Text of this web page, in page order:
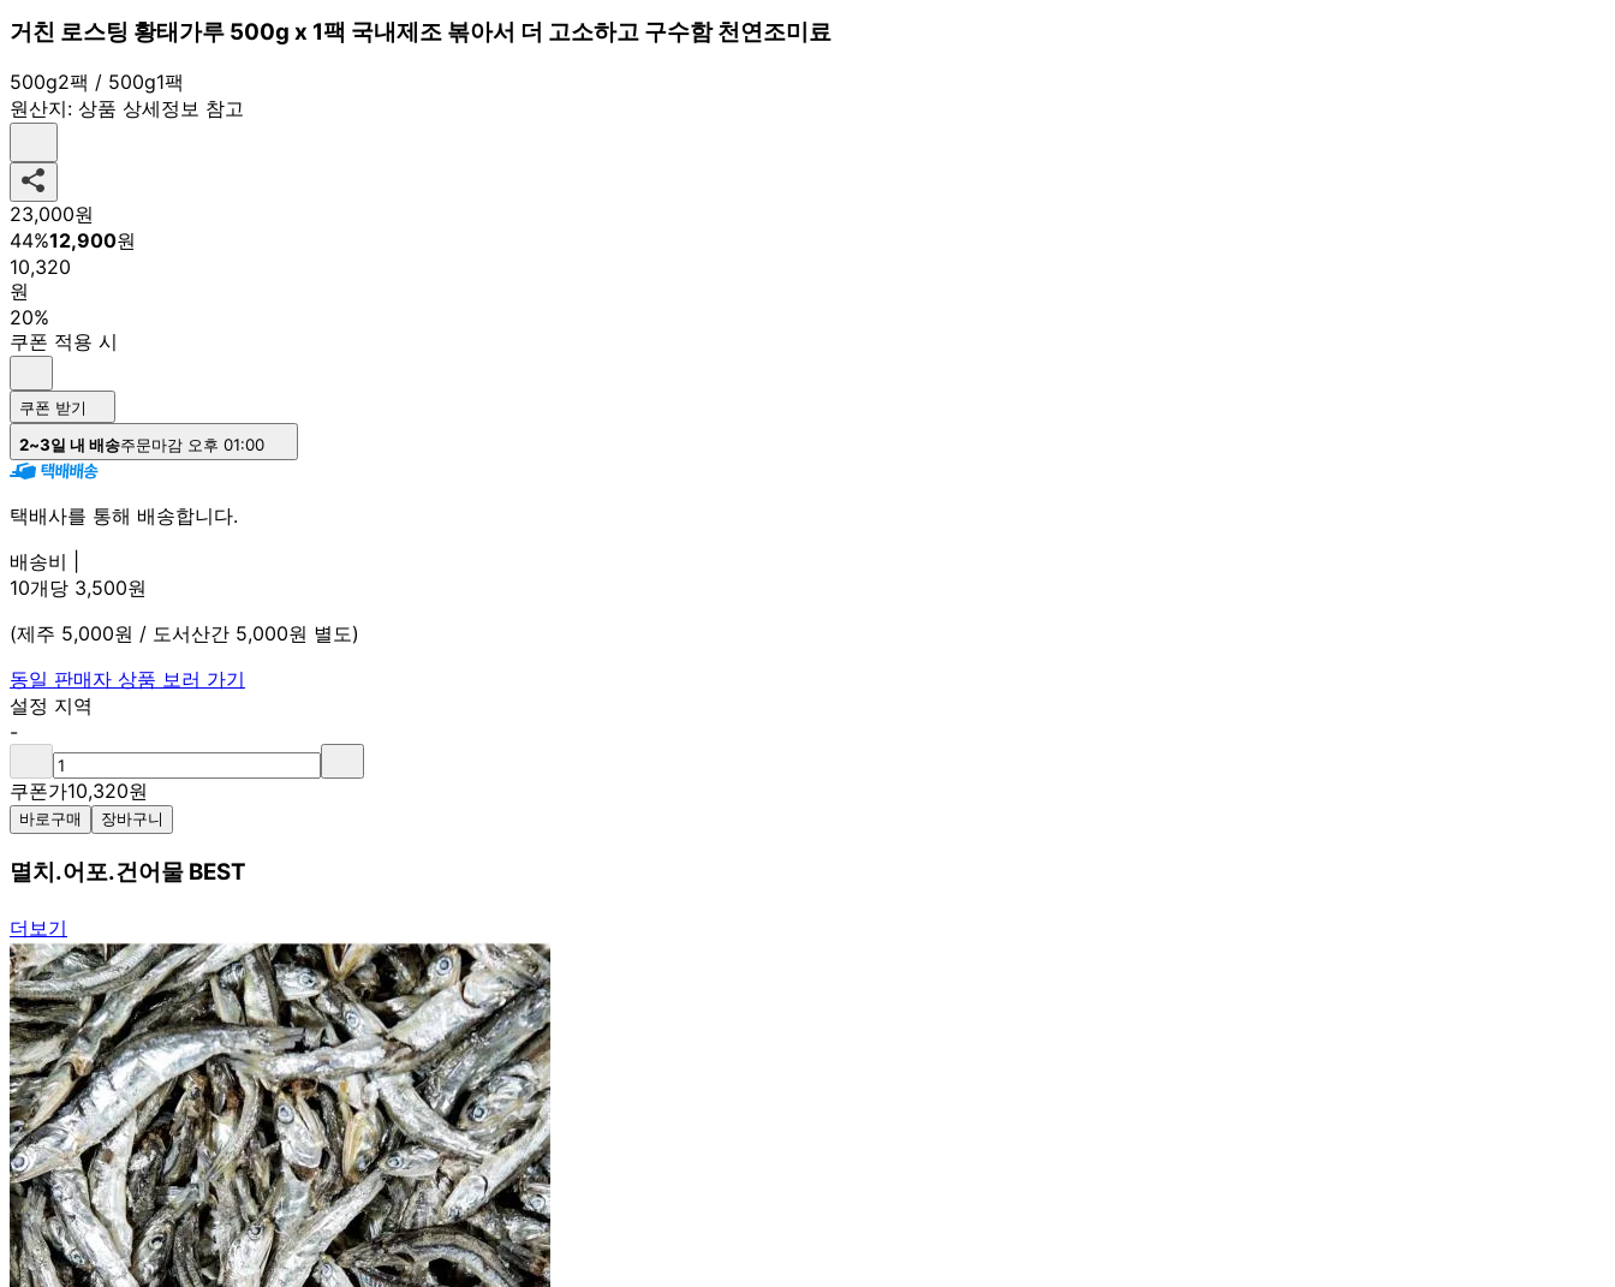
거친 로스팅 황태가루 500g x 1팩 국내제조 볶아서 더 고소하고 구수함 천연조미료
500g2팩 / 500g1팩
원산지: 상품 상세정보 참고
23,000원
44%12,900원
10,320
원
20%
쿠폰 적용 시
쿠폰 받기
2~3일 내 배송주문마감 오후 01:00
택배사를 통해 배송합니다.
배송비 |
10개당 3,500원
(제주 5,000원 / 도서산간 5,000원 별도)
동일 판매자 상품 보러 가기
설정 지역
-
쿠폰가10,320원
바로구매 장바구니
멸치.어포.건어물 BEST
더보기